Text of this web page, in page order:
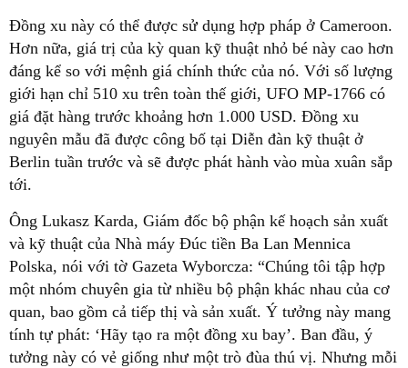
Đồng xu này có thể được sử dụng hợp pháp ở Cameroon.
Hơn nữa, giá trị của kỳ quan kỹ thuật nhỏ bé này cao hơn
đáng kể so với mệnh giá chính thức của nó. Với số lượng
giới hạn chỉ 510 xu trên toàn thế giới, UFO MP-1766 có
giá đặt hàng trước khoảng hơn 1.000 USD. Đồng xu
nguyên mẫu đã được công bố tại Diễn đàn kỹ thuật ở
Berlin tuần trước và sẽ được phát hành vào mùa xuân sắp
tới.
Ông Lukasz Karda, Giám đốc bộ phận kế hoạch sản xuất
và kỹ thuật của Nhà máy Đúc tiền Ba Lan Mennica
Polska, nói với tờ Gazeta Wyborcza: “Chúng tôi tập hợp
một nhóm chuyên gia từ nhiều bộ phận khác nhau của cơ
quan, bao gồm cả tiếp thị và sản xuất. Ý tưởng này mang
tính tự phát: ‘Hãy tạo ra một đồng xu bay’. Ban đầu, ý
tưởng này có vẻ giống như một trò đùa thú vị. Nhưng mỗi